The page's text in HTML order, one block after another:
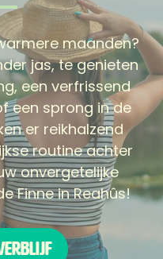
maanden?
jas, te genieten
een verfrissend
een sprong in de
er reikhalzend
routine achter
onvergetelijke
Finne in Reahûs!